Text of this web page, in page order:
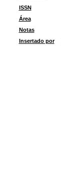
ISSN
Área
Notas
Insertado por